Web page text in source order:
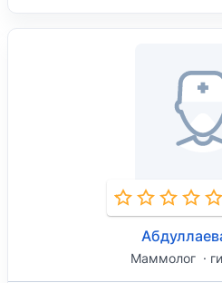
Маммолог